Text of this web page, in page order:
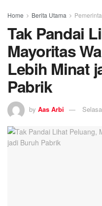
Home Berita Utama
Tak Pandai
Mayoritas
Lebih Minat
Pabrik
by Aas Arbi